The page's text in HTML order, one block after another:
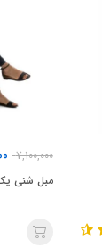
7,100,000
مبل شنی